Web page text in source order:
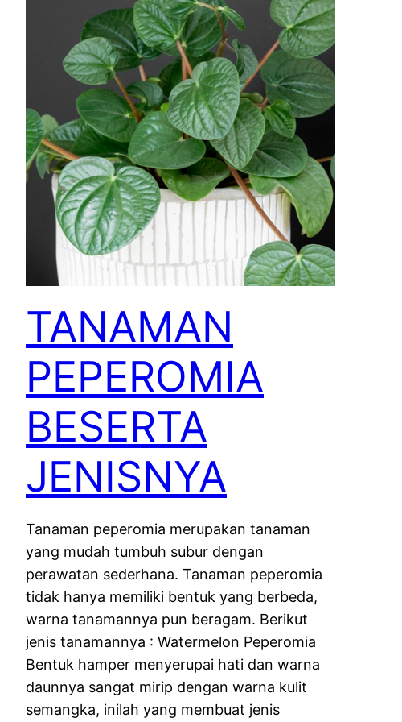
TANAMAN
PEPEROMIA
BESERTA
JENISNYA
Tanaman peperomia merupakan tanaman
yang mudah tumbuh subur dengan
perawatan sederhana. Tanaman peperomia
tidak hanya memiliki bentuk yang berbeda,
warna tanamannya pun beragam. Berikut
jenis tanamannya : Watermelon Peperomia
Bentuk hamper menyerupai hati dan warna
daunnya sangat mirip dengan warna kulit
semangka, inilah yang membuat jenis